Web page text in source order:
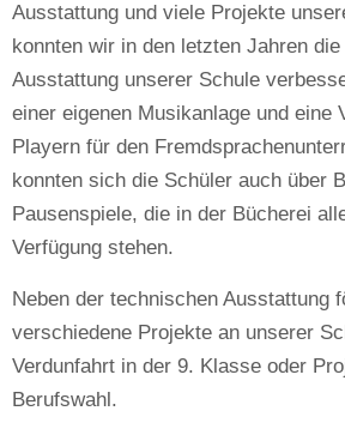
Ausstattung und viele Projekte
konnten wir in den letzten Jahren
Ausstattung unserer Schule
einer eigenen Musikanlage und eine
Playern für den
konnten sich die Schüler auch über
Pausenspiele, die in der Bücherei
Verfügung stehen.
Neben der technischen Ausstattung
verschiedene Projekte an unserer
Verdunfahrt in der 9. Klasse oder
Berufswahl.